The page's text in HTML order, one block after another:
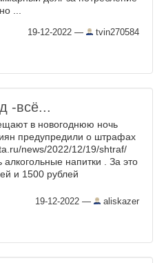
...
19-12-2022 — tvin270584
-всё...
в новогоднюю ночь
предупредили о штрафах
news/2022/12/19/shtraf/
напитки . За это
и 1500 рублей
19-12-2022 — aliskazer